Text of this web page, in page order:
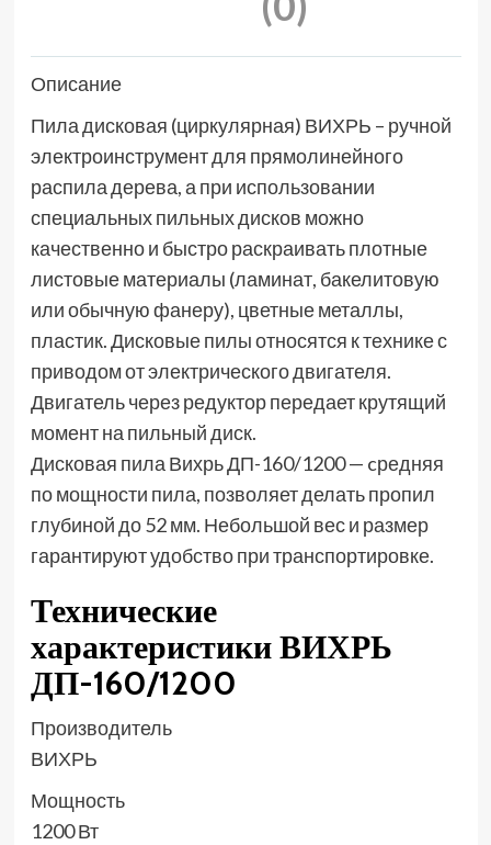
Описание
Пила дисковая (циркулярная) ВИХРЬ – ручной
электроинструмент для прямолинейного
распила дерева, а при использовании
специальных пильных дисков можно
качественно и быстро раскраивать плотные
листовые материалы (ламинат, бакелитовую
или обычную фанеру), цветные металлы,
пластик. Дисковые пилы относятся к технике с
приводом от электрического двигателя.
Двигатель через редуктор передает крутящий
момент на пильный диск.
Дисковая пила Вихрь ДП-160/1200 — cредняя
по мощности пила, позволяет делать пропил
глубиной до 52 мм. Небольшой вес и размер
гарантируют удобство при транспортировке.
Технические
характеристики ВИХРЬ
ДП-160/1200
Производитель
ВИХРЬ
Мощность
1200 Вт